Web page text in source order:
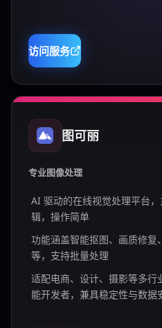
访问服务
图可丽
专业图像处理
AI 驱动的在线视觉处理平台
辑，操作简单
功能涵盖智能抠图、画质修复
等，支持批量处理
适配电商、设计、摄影等多行
能开发者，兼具稳定性与数据